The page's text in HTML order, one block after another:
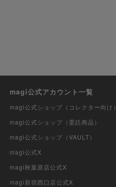
magi公式アカウント一覧
magi公式ショップ（コレクター向け）
magi公式ショップ（委託商品）
magi公式ショップ（VAULT）
magi公式X
magi秋葉原店公式X
magi新宿西口店公式X